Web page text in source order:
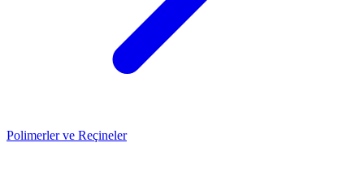
Polimerler ve Reçineler